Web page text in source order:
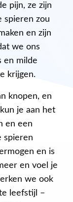
pijn, ze zijn
spieren zou
en zijn
we ons
en milde
krijgen.
knopen, en
je aan het
en een
spieren
en is
en voel je
we ook
leefstijl –